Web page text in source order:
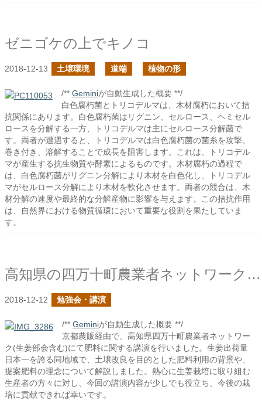
ゼニゴケの上でキノコ
2018-12-13 土壌環境 道端 植物の形
/** Geminiが自動生成した概要 **/
白色腐朽菌とトリコデルマは、木材腐朽において拮
抗関係にあります。白色腐朽菌はリグニン、セルロース、ヘミセル
ロースを分解する一方、トリコデルマは主にセルロース分解菌で
す。両者が遭遇すると、トリコデルマは白色腐朽菌の菌糸を攻撃、
巻き付き、溶解することで成長を阻害します。これは、トリコデル
マが産生する抗生物質や酵素によるものです。木材腐朽の過程で
は、白色腐朽菌がリグニン分解により木材を白色化し、トリコデル
マがセルロース分解により木材を軟化させます。両者の競合は、木
材分解の速度や最終的な分解産物に影響を与えます。この拮抗作用
は、自然界における物質循環において重要な役割を果たしていま
す。
高知県の四万十町農業者ネットワークさんで肥料の話をしました
2018-12-12 勉強会・講演
/** Geminiが自動生成した概要 **/
京都農販経由で、高知県四万十町農業者ネットワー
ク(生姜部会含む)にて肥料に関する講演を行いました。生姜出荷量
日本一を誇る同地域で、土壌改良を目的とした肥料利用の背景や、
提案肥料の理念について解説しました。熱心に生姜栽培に取り組む
生産者の方々に対し、今回の講演内容が少しでも役立ち、今後の栽
培に貢献できれば幸いです。